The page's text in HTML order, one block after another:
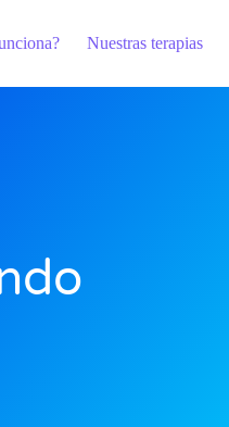
Nuestras terapias